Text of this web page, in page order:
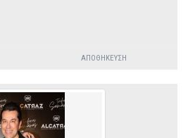
ΑΠΟΘΉΚΕΥΣΗ